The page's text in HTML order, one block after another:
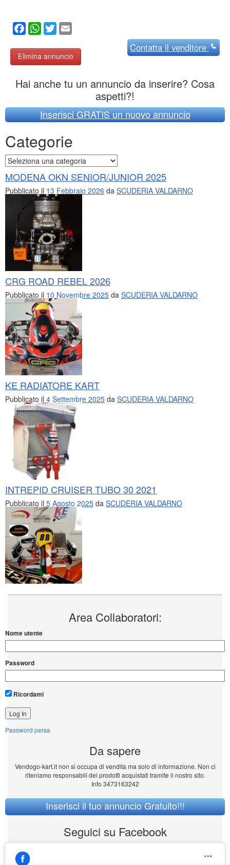
Facebook
WhatsApp
Twitter
Elimina annuncio
Contattail venditore
Hai anche tu un annuncio da inserire? Cosa
aspetti?!
Inserisci GRATIS un nuovo annuncio
Categorie
Categorie
MODENA OKN SENIOR/JUNIOR 2025
Pubblicato il 13 Febbraio 2026 da SCUDERIA VALDARNO
CRG ROAD REBEL 2026
Pubblicato il 10 Novembre 2025 da SCUDERIA VALDARNO
KE RADIATORE KART
Pubblicato il 4 Settembre 2025 da SCUDERIA VALDARNO
INTREPID CRUISER TUBO 30 2021
Pubblicato il 5 Agosto 2025 da SCUDERIA VALDARNO
Area Collaboratori:
Nome utente
Password
Ricordami
Password persa
Da sapere
Vendogo-kart.it non si occupa di vendita ma solo di informazione. Non ci
riteniamo responsabili dei prodotti acquistati tramite il nostro sito.
Info 3473163242
Inserisci il tuo annuncio Gratuito!!!
Seguici su Facebook